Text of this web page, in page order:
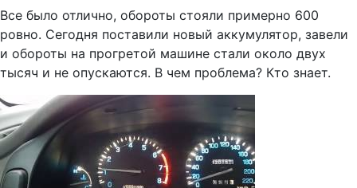
Все было отлично, обороты стояли примерно 600
ровно. Сегодня поставили новый аккумулятор, завели
и обороты на прогретой машине стали около двух
тысяч и не опускаются. В чем проблема? Кто знает.